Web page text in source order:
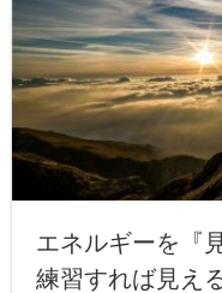
エネルギーを『
練習すれば見え